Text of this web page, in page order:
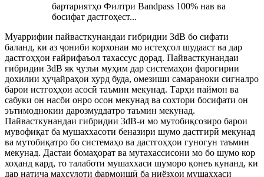
бартариятҳо Филтри Bandpass 100% нав ва
босифат дастгоҳест...
Муаррифии пайвасткунандаи гибридии 3dB бо сифати
баланд, ки аз ҷониби корхонаи мо истеҳсол шудааст ва дар
дастгоҳҳои ғайрифаъол тахассус дорад. Пайвасткунандаи
гибридии 3dB як ҷузъи муҳим дар системаҳои фарогирии
дохилии ҳуҷайраҳои хурд буда, омезиши самараноки сигналро
барои истгоҳҳои асосӣ таъмин мекунад. Тарҳи паймон ва
сабуки он насби онро осон мекунад ва сохтори босифати он
эътимоднокии дарозмуддатро таъмин мекунад.
Пайвасткунандаи гибридии 3dB-и мо мутобиқсозиро барои
мувофиқат ба мушаххасоти беназири шумо дастгирӣ мекунад
ва мутобиқатро бо системаҳо ва дастгоҳҳои гуногун таъмин
мекунад. Дастаи бомаҳорат ва мутахассисони мо бо шумо кор
хоҳанд кард, то талаботи мушаххаси шуморо қонеъ кунанд, ки
дар натиҷа маҳсулоти фармоишӣ ба ниёзҳои мушаххаси